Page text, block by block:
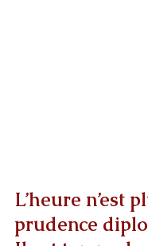
L’heure n’est
prudence